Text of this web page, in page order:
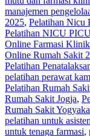
manajemen
2025, Pelatihan Nicu
Pelatihan NICU
Online Farmasi Klinik
Online Rumah Sakit
Pelatihan
pelatihan perawat
Pelatihan Rumah
Rumah Sakit Jogja,
Rumah Sakit
pelatihan untuk
untuk tenaga farmasi,